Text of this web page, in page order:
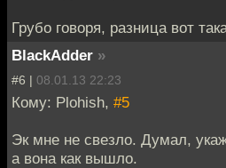
Грубо говоря, разница вот
BlackAdder »
#6 | 08.01.13 22:23
Кому: Plohish, #5
Эк мне не свезло. Думал,
а вона как вышло.